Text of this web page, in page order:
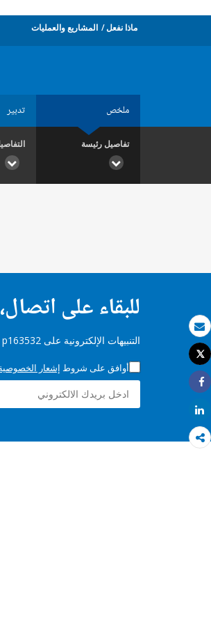
بريد الكتروني
طباعة
Tweet
Share
Share
ماذا نفعل المشاريع والعمليات
ملخص تدبير
تفاصيل رئيسة
للبقاء على
التنبيهات الإلكترونية على Project p163532
أوافق على شروط إشعار